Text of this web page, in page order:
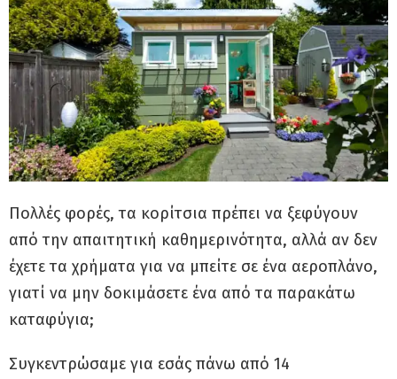
Πολλές φορές, τα κορίτσια πρέπει να ξεφύγουν
από την απαιτητική καθημερινότητα, αλλά αν δεν
έχετε τα χρήματα για να μπείτε σε ένα αεροπλάνο,
γιατί να μην δοκιμάσετε ένα από τα παρακάτω
καταφύγια;
Συγκεντρώσαμε για εσάς πάνω από 14